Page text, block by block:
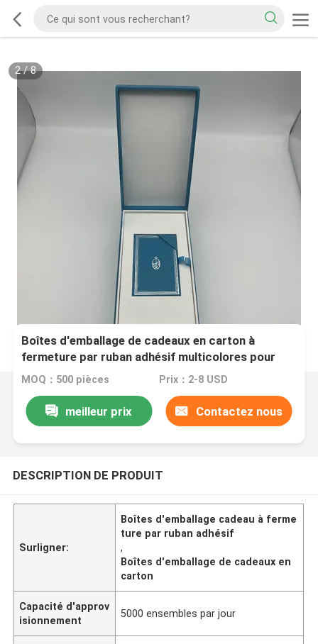
2/8
Boîtes d'emballage de cadeaux en carton à
fermeture par ruban adhésif multicolores pour
l'emballage de cadeaux
MOQ：500 pièces Prix：2-8 USD
meilleur prix Contactez nous
DESCRIPTION DE PRODUIT
Surligner:
Boîtes d'emballage cadeau à ferme
ture par ruban adhésif
,
Boîtes d'emballage de cadeaux en
carton
Capacité d'approv
isionnement
5000 ensembles par jour